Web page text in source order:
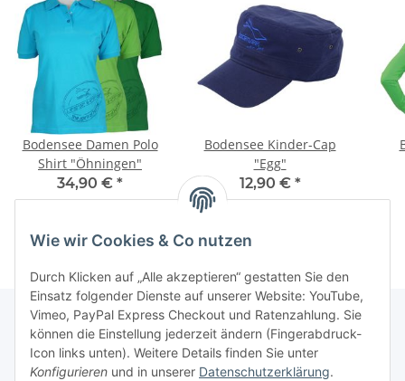
Bodensee Damen Polo
Shirt "Öhningen"
34,90 € *
Bodensee Kinder-Cap
"Egg"
12,90 € *
Informationen
Wie wir Cookies & Co nutzen
Durch Klicken auf „Alle akzeptieren“ gestatten Sie den
Einsatz folgender Dienste auf unserer Website: YouTube,
Vimeo, PayPal Express Checkout und Ratenzahlung. Sie
können die Einstellung jederzeit ändern (Fingerabdruck-
Icon links unten). Weitere Details finden Sie unter
Konfigurieren und in unserer Datenschutzerklärung.